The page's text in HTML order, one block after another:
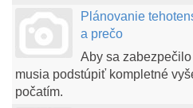
Plánovanie
a prečo
Aby sa
musia podstúpiť kompletné
počatím.